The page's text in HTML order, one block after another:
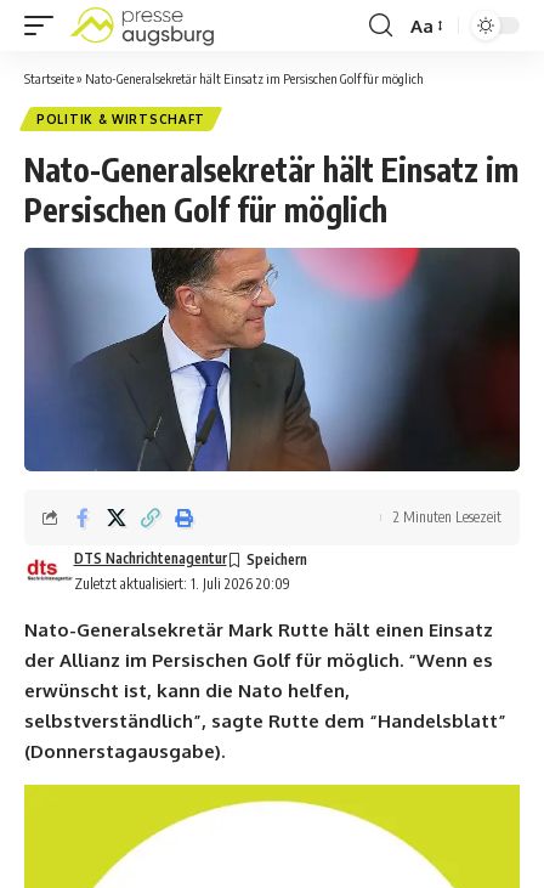
Aa
Startseite» Nato-Generalsekretär hält Einsatz im Persischen Golf für möglich
POLITIK & WIRTSCHAFT
Nato-Generalsekretär hält Einsatz im
Persischen Golf für möglich
Zuletzt aktualisiert: 1. Juli 2026 20:09
DTS Nachrichtenagentur
2 Minuten Lesezeit
Nato-Generalsekretär Mark Rutte hält einen Einsatz
der Allianz im Persischen Golf für möglich. “Wenn es
erwünscht ist, kann die Nato helfen,
selbstverständlich”, sagte Rutte dem “Handelsblatt”
(Donnerstagausgabe).